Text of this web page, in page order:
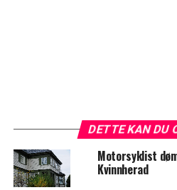
DETTE KAN DU
Motorsyklist
Kvinnherad